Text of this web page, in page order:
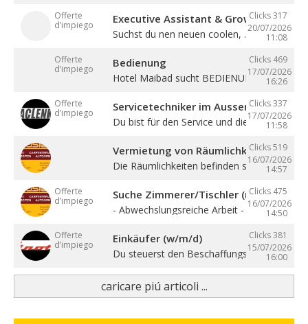
Offerte
d’impiego
Clicks 317
20/07/2026
11:08
Executive Assistant & Growth Partner
Suchst du nen neuen coolen, ...
Offerte
d’impiego
Clicks 469
17/07/2026
16:26
Bedienung
Hotel Maibad sucht BEDIENUNG für ...
Offerte
d’impiego
Clicks 337
17/07/2026
11:58
Servicetechniker im Aussendienst (w/
Du bist für den Service und die ...
Clicks 519
16/07/2026
14:57
Vermietung von Räumlichkeiten,
Die Räumlichkeiten befinden sich zentral in
Offerte
d’impiego
Clicks 475
16/07/2026
14:50
Suche Zimmerer/Tischler (m/w/d),
- Abwechslungsreiche Arbeit - Sehr gute ...
Offerte
d’impiego
Clicks 381
15/07/2026
16:00
Einkäufer (w/m/d)
Du steuerst den Beschaffungsprozess von
caricare piú articoli ...